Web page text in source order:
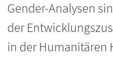
Gender-Analysen
der
in der Humanitären